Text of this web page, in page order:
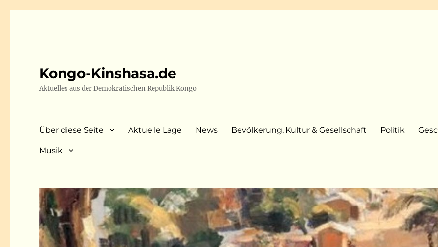
Kongo-Kinshasa.de
Aktuelles aus der Demokratischen Republik Kongo
Über diese Seite Aktuelle Lage News Bevölkerung, Kultur & Gesellschaft Politik
Musik